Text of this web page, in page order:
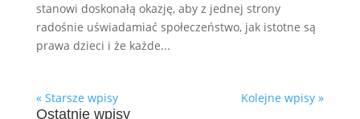
stanowi doskonałą okazję, aby z jednej strony
radośnie uświadamiać społeczeństwo, jak istotne są
prawa dzieci i że każde...
« Starsze wpisy Kolejne wpisy »
Ostatnie wpisy